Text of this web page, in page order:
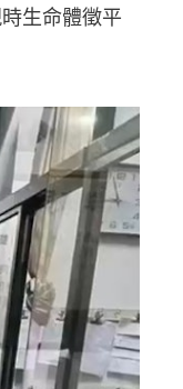
生命體徵平